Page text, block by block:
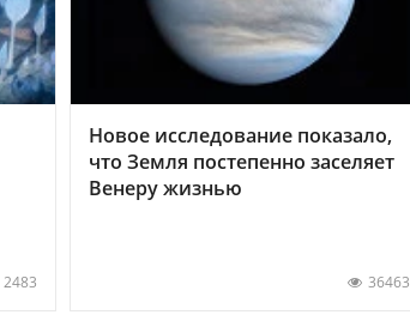
2483
Новое исследование показало,
что Земля постепенно заселяет
Венеру жизнью
36463